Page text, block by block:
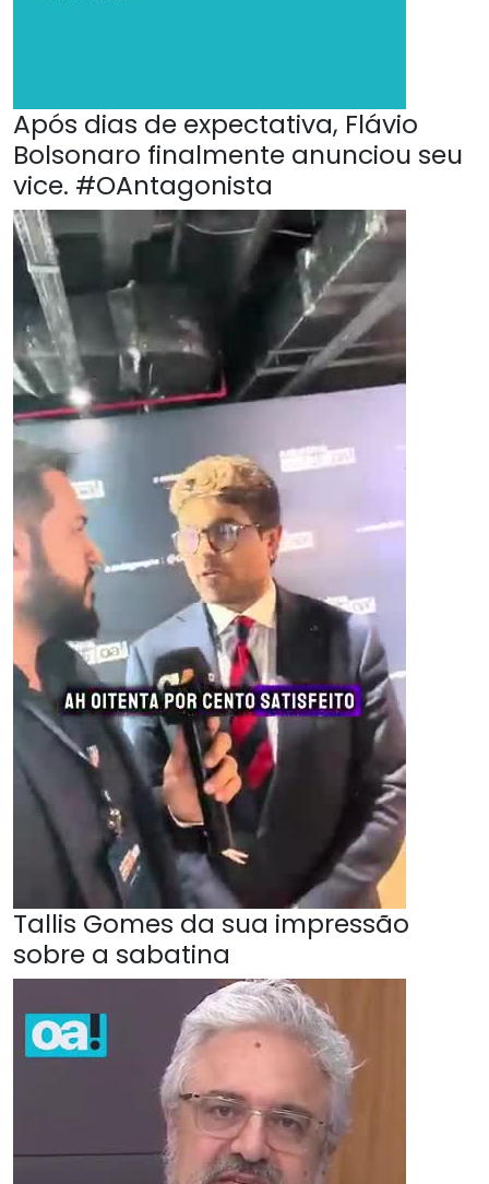
Após dias de expectativa, Flávio
Bolsonaro finalmente anunciou seu
vice. #OAntagonista
Tallis Gomes da sua impressão
sobre a sabatina